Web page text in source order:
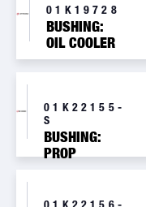
01K19728
BUSHING:
OIL COOLER
BYPASS
01K22155-
S
BUSHING:
PROP
01K22156-